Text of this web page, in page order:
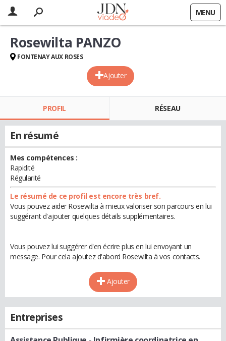
MENU
Ajouter
Rosewilta PANZO
FONTENAY AUX ROSES
PROFIL RÉSEAU
En résumé
Mes compétences :
Rapidité
Régularité
Le résumé de ce profil est encore très bref.
Vous pouvez aider Rosewilta à mieux valoriser son parcours en lui
suggérant d'ajouter quelques détails supplémentaires.
Vous pouvez lui suggérer d'en écrire plus en lui envoyant un
message. Pour cela ajoutez d'abord Rosewilta à vos contacts.
Ajouter
Entreprises